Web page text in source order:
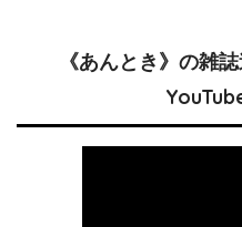
《あんとき》の雑